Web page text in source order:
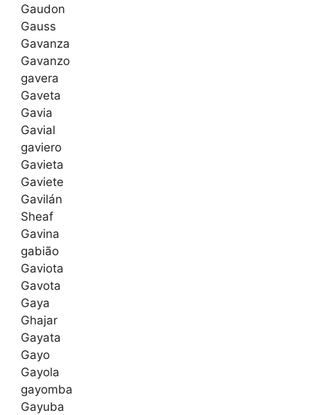
Gaudon
Gauss
Gavanza
Gavanzo
gavera
Gaveta
Gavia
Gavial
gaviero
Gavieta
Gaviete
Gavilán
Sheaf
Gavina
gabião
Gaviota
Gavota
Gaya
Ghajar
Gayata
Gayo
Gayola
gayomba
Gayuba